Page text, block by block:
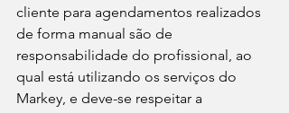
cliente para agendamentos realizados
de forma manual são de
responsabilidade do profissional, ao
qual está utilizando os serviços do
Markey, e deve-se respeitar a